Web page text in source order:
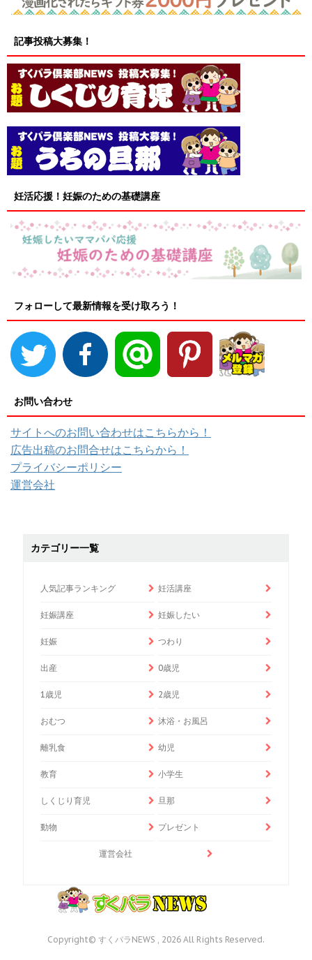
記事投稿大募集！
妊活応援！妊娠のための基礎講座
フォローして最新情報を受け取ろう！
お問い合わせ
サイトへのお問い合わせはこちらから！
広告出稿のお問合せはこちらから！
プライバシーポリシー
運営会社
カテゴリー一覧
人気記事ランキング 妊活講座
妊娠講座 妊娠したい
妊娠 つわり
出産 0歳児
1歳児 2歳児
おむつ 沐浴・お風呂
離乳食 幼児
教育 小学生
しくじり育児 旦那
動物 プレゼント
運営会社
Copyright© すくパラNEWS , 2026 All Rights Reserved.